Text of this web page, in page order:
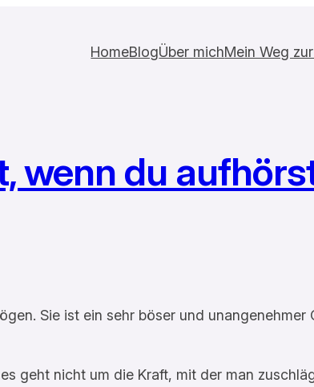
HomeBlogÜber michMein Weg
wenn du
Sie ist ein sehr böser und
geht nicht um die Kraft, mit der man